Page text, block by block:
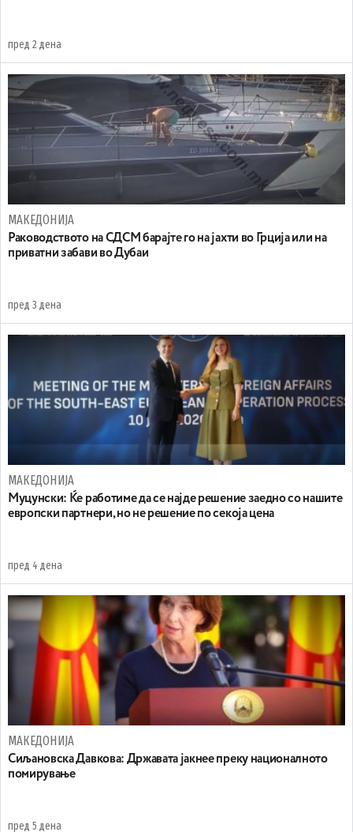
пред 2 дена
МАКЕДОНИЈА
Раководството на СДСМ барајте го на јахти во Грција или на
приватни забави во Дубаи
пред 3 дена
МАКЕДОНИЈА
Муцунски: Ќе работиме да се најде решение заедно со нашите
европски партнери, но не решение по секоја цена
пред 4 дена
МАКЕДОНИЈА
Сиљановска Давкова: Државата јакнее преку националното
помирување
пред 5 дена